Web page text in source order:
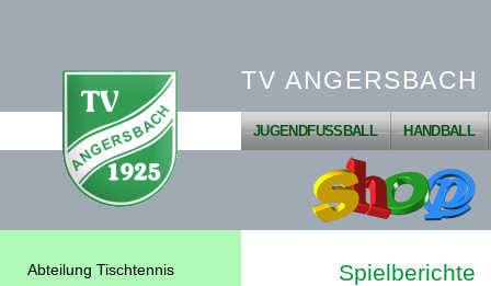
TV ANGERSBACH
JUGENDFUSSBALL HANDBALL
Abteilung Tischtennis
Spielberichte